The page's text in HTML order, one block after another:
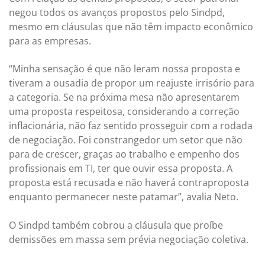
negou todos os avanços propostos pelo Sindpd,
mesmo em cláusulas que não têm impacto econômico
para as empresas.
“Minha sensação é que não leram nossa proposta e
tiveram a ousadia de propor um reajuste irrisório para
a categoria. Se na próxima mesa não apresentarem
uma proposta respeitosa, considerando a correção
inflacionária, não faz sentido prosseguir com a rodada
de negociação. Foi constrangedor um setor que não
para de crescer, graças ao trabalho e empenho dos
profissionais em TI, ter que ouvir essa proposta. A
proposta está recusada e não haverá contraproposta
enquanto permanecer neste patamar”, avalia Neto.
O Sindpd também cobrou a cláusula que proíbe
demissões em massa sem prévia negociação coletiva.